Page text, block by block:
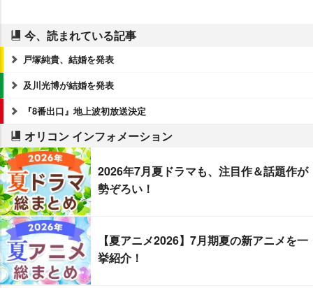
今、読まれている記事
戸塚純貴、結婚を発表
及川光博が結婚を発表
『8番出口』地上波初放送決定
オリコン インフォメーション
2026年7月夏ドラマも、注目作＆話題作が
勢ぞろい！
【夏アニメ2026】7月期夏の新アニメを一
挙紹介！